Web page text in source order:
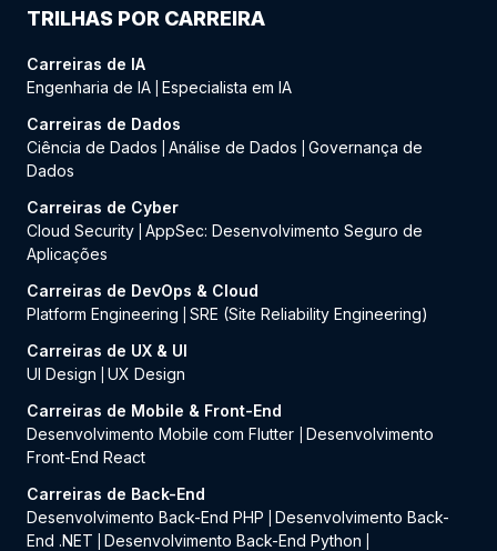
TRILHAS POR CARREIRA
Carreiras de IA
Engenharia de IA Especialista em IA
Carreiras de Dados
Ciência de Dados
Análise de Dados
Governança de
Dados
Carreiras de Cyber
Cloud Security AppSec: Desenvolvimento Seguro de
Aplicações
Carreiras de DevOps & Cloud
Platform Engineering
SRE (Site Reliability Engineering)
Carreiras de UX & UI
UI Design
UX Design
Carreiras de Mobile & Front-End
Desenvolvimento Mobile com Flutter
Desenvolvimento
Front-End React
Carreiras de Back-End
Desenvolvimento Back-End PHP
Desenvolvimento Back-
End .NET
Desenvolvimento Back-End Python